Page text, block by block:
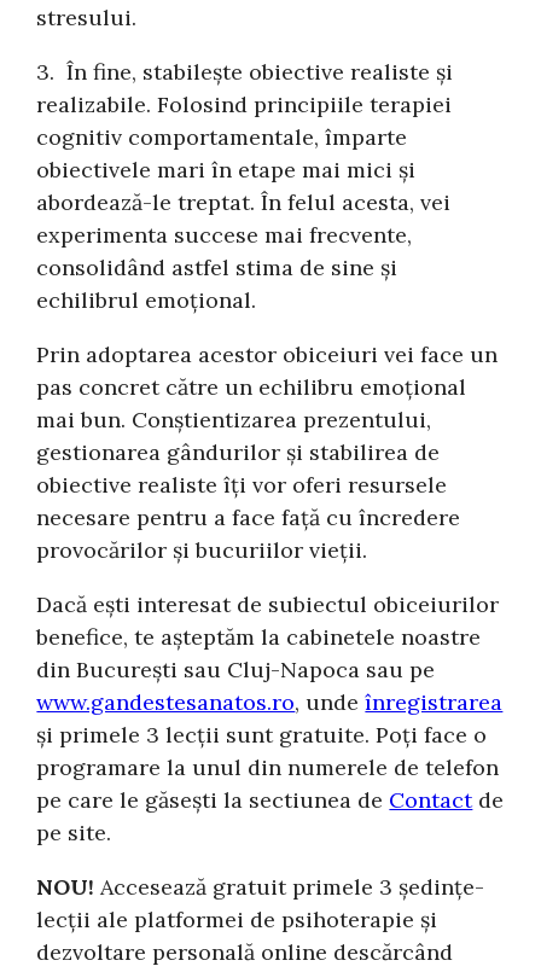
stresului.
3. În fine, stabilește obiective realiste și
realizabile. Folosind principiile terapiei
cognitiv comportamentale, împarte
obiectivele mari în etape mai mici și
abordează-le treptat. În felul acesta, vei
experimenta succese mai frecvente,
consolidând astfel stima de sine și
echilibrul emoțional.
Prin adoptarea acestor obiceiuri vei face un
pas concret către un echilibru emoțional
mai bun. Conștientizarea prezentului,
gestionarea gândurilor și stabilirea de
obiective realiste îți vor oferi resursele
necesare pentru a face față cu încredere
provocărilor și bucuriilor vieții.
Dacă ești interesat de subiectul obiceiurilor
benefice, te așteptăm la cabinetele noastre
din București sau Cluj-Napoca sau pe
www.gandestesanatos.ro, undeînregistrarea
și primele 3 lecții sunt gratuite. Poți face o
programare la unul din numerele de telefon
pe care le găsești la sectiunea de Contactde
pe site.
NOU! Accesează gratuit primele 3 ședințe-
lecții ale platformei de psihoterapie și
dezvoltare personală online descărcând